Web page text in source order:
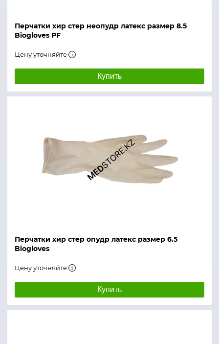
Перчатки хир стер неопудр латекс размер 8.5
Biogloves PF
Цену уточняйте
Купить
Перчатки хир стер опудр латекс размер 6.5
Biogloves
Цену уточняйте
Купить